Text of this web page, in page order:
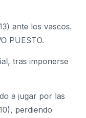
ante los vascos.
PUESTO.
tras imponerse
a jugar por las
perdiendo